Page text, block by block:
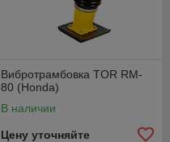
Вибротрамбовка TOR RM-
80 (Honda)
В наличии
Цену уточняйте